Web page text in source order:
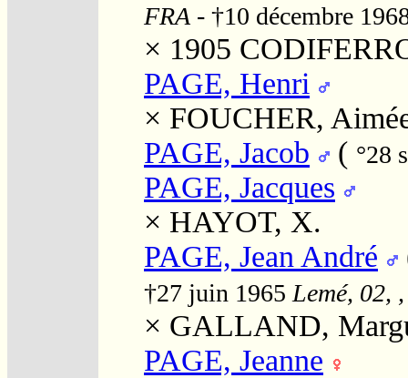
FRA - †10 décembre
× 1905
PAGE, Henri
× FOUCHER,
PAGE, Jacob
( °28
PAGE, Jacques
× HAYOT, X.
PAGE, Jean André
†27 juin 1965 Lemé, 02,
× GALLAND,
PAGE, Jeanne